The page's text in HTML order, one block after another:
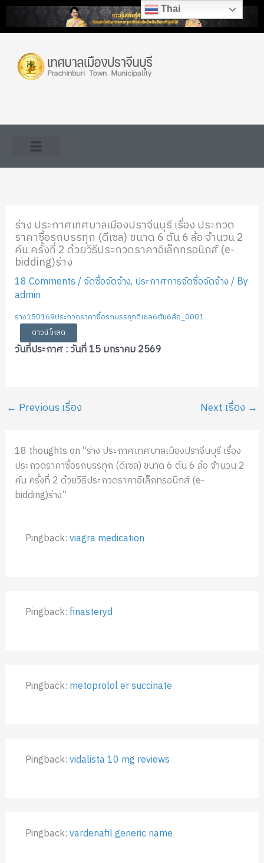
Skip
content
ร่าง ประกาศเทศบาลเมืองปราจีนบุรี เรื่อง ประกวด
ราคาซื้อรถบรรทุก (ดีเซล) ขนาด 6 ตัน 6 ล้อ จำนวน 2
คัน ครั้งที่ 2 ด้วยวิธีประกวดราคาอิเล็กทรอนิกส์ (e-
bidding)ร่าง
18 Comments/จัดซื้อจัดจ้าง, ประกาศการจัดซื้อจัดจ้าง/ By
admin
ร่าง150169ประกวดราคาซื้อรถบรรทุกดีเซล6ตัน6ล้อ_0001
ดาวน์โหลด
วันที่ประกาศ : วันที่ 15 มกราคม 2569
← Previous เรื่อง Next เรื่อง →
18 thoughts on “ร่าง ประกาศเทศบาลเมืองปราจีนบุรี เรื่อง
ประกวดราคาซื้อรถบรรทุก (ดีเซล) ขนาด 6 ตัน 6 ล้อ จำนวน 2
คัน ครั้งที่ 2 ด้วยวิธีประกวดราคาอิเล็กทรอนิกส์ (e-
bidding)ร่าง”
Pingback:viagra medication
Pingback:finasteryd
Pingback: metoprolol er succinate
Pingback:vidalista 10 mg reviews
Pingback:vardenafil generic name
Thai